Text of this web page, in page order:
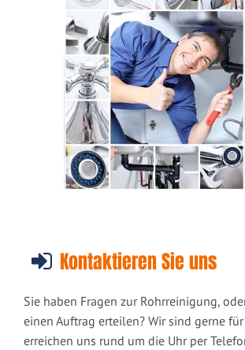
Kontaktieren Sie uns
Sie haben Fragen zur Rohrreinigung,
einen Auftrag erteilen? Wir sind gerne
erreichen uns rund um die Uhr per